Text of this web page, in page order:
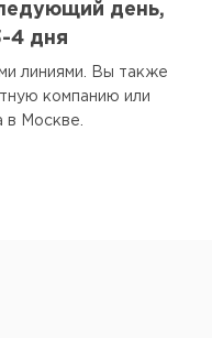
день,
4 дня
линиями. Вы также
компанию или
в Москве.